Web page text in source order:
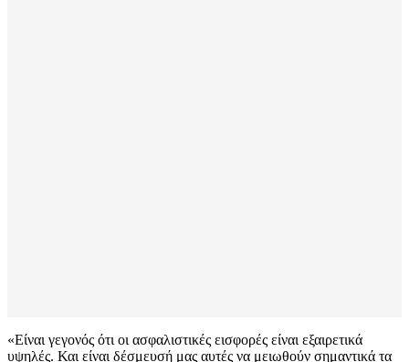
«Είναι γεγονός ότι οι ασφαλιστικές εισφορές είναι εξαιρετικά
υψηλές. Και είναι δέσμευσή μας αυτές να μειωθούν σημαντικά τα